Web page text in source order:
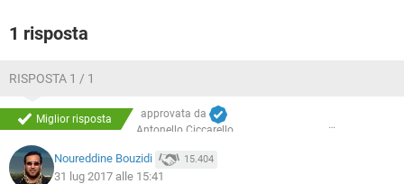
1 risposta
RISPOSTA 1 / 1
Miglior risposta
approvata da
Antonello Ciccarello
Noureddine Bouzidi 15.404
31 lug 2017 alle 15:41